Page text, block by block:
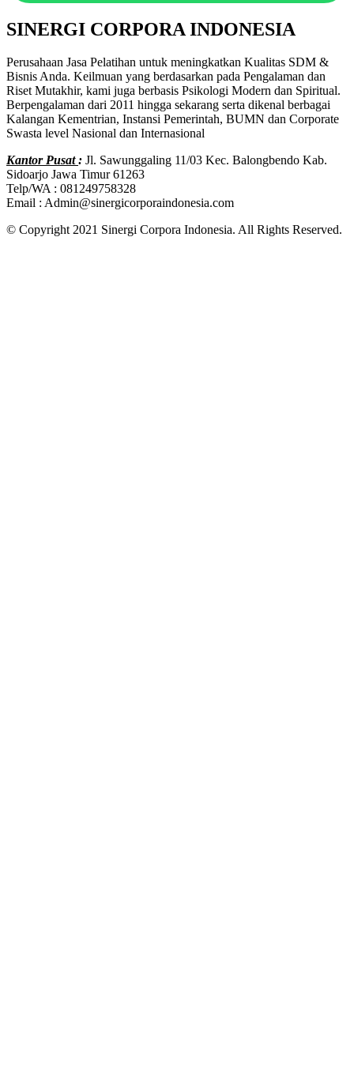
SINERGI CORPORA INDONESIA
Perusahaan Jasa Pelatihan untuk meningkatkan Kualitas SDM &
Bisnis Anda. Keilmuan yang berdasarkan pada Pengalaman dan
Riset Mutakhir, kami juga berbasis Psikologi Modern dan Spiritual.
Berpengalaman dari 2011 hingga sekarang serta dikenal berbagai
Kalangan Kementrian, Instansi Pemerintah, BUMN dan Corporate
Swasta level Nasional dan Internasional
Kantor Pusat: Jl. Sawunggaling 11/03 Kec. Balongbendo Kab.
Sidoarjo Jawa Timur 61263
Telp/WA : 081249758328
Email : Admin@sinergicorporaindonesia.com
© Copyright 2021 Sinergi Corpora Indonesia. All Rights Reserved.